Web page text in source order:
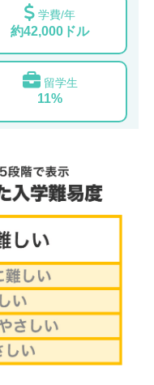
学費/年
約42,000ドル
留学生
11%